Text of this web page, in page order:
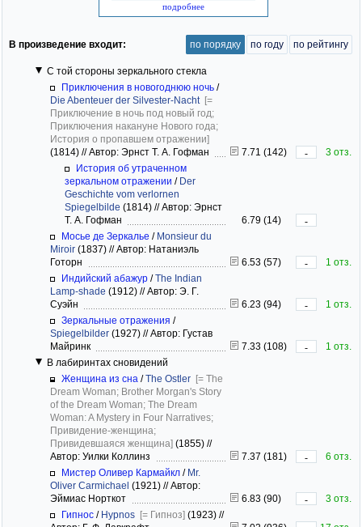
подробнее
В произведение входит: по порядку по году по рейтингу
С той стороны зеркального стекла
Приключения в новогоднюю ночь /
Die Abenteuer der Silvester-Nacht [=
Приключение в ночь под новый год;
Приключения накануне Нового года;
История о пропавшем отражении]
(1814) //Автор: Эрнст Т. А. Гофман 7.71 (142) -
3 отз.
История об утраченном
зеркальном отражении / Der
Geschichte vom verlornen
Spiegelbilde (1814) //Автор: Эрнст
Т. А. Гофман
6.79 (14)
-
Мосье де Зеркалье / Monsieur du
Miroir (1837) //Автор: Натаниэль
Готорн
6.53 (57) -
1 отз.
Индийский абажур /The Indian
Lamp-shade (1912) //Автор: Э. Г.
Суэйн
6.23 (94) -
1 отз.
Зеркальные отражения /
Spiegelbilder (1927) //Автор: Густав
Майринк
7.33 (108) -
1 отз.
В лабиринтах сновидений
Женщина из сна /The Ostler [= The
Dream Woman; Brother Morgan's Story
of the Dream Woman; The Dream
Woman: A Mystery in Four Narratives;
Привидение-женщина;
Привидевшаяся женщина] (1855) //
Автор: Уилки Коллинз
7.37 (181) -
6 отз.
Мистер Оливер Кармайкл / Mr.
Oliver Carmichael (1921) //Автор:
Эймиас Норткот
6.83 (90) -
3 отз.
Гипнос / Hypnos [= Гипноз] (1923) //